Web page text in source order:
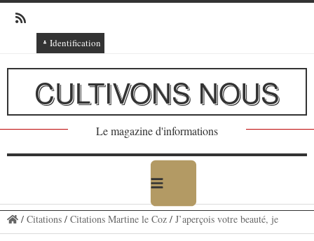
Identification
Connexion
Connexion via Facebook
Inscription
Ajout texte ou poème
CULTIVONS NOUS
Le magazine d'informations
/ Citations/ Citations Martine le Coz/ J’aperçois votre beauté, je